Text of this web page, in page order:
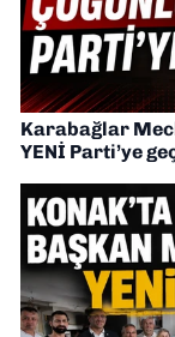
Karabağlar
YENİ Parti’ye